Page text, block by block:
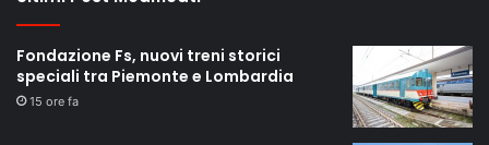
Fondazione Fs, nuovi treni storici
speciali tra Piemonte e Lombardia
15 ore fa